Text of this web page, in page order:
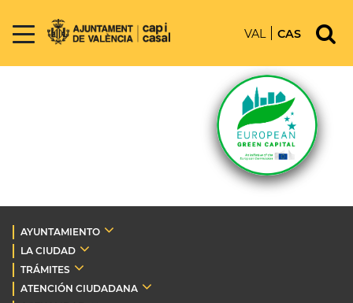
VAL CAS
AYUNTAMIENTO
LA CIUDAD
TRÁMITES
ATENCIÓN CIUDADANA